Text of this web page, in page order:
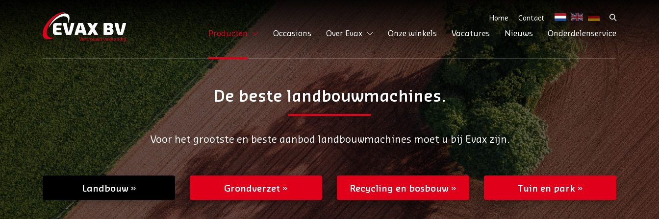
Home Contact
Producten Occasions Over Evax Onze winkels Vacatures Nieuws Onderdelenservice
De beste landbouwmachines.
Voor het grootste en beste aanbod landbouwmachines moet u bij Evax zijn.
Landbouw Grondverzet Recycling en bosbouw Tuin en park